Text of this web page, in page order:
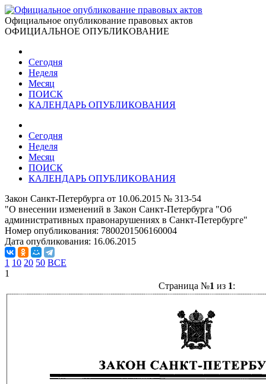
Официальное опубликование правовых актов
ОФИЦИАЛЬНОЕ ОПУБЛИКОВАНИЕ
Сегодня
Неделя
Месяц
ПОИСК
КАЛЕНДАРЬ ОПУБЛИКОВАНИЯ
Сегодня
Неделя
Месяц
ПОИСК
КАЛЕНДАРЬ ОПУБЛИКОВАНИЯ
Закон Санкт-Петербурга от 10.06.2015 № 313-54
"О внесении изменений в Закон Санкт-Петербурга "Об
административных правонарушениях в Санкт-Петербурге"
Номер опубликования: 7800201506160004
Дата опубликования: 16.06.2015
1 10 20 50 ВСЕ
1
Страница №1 из 1: